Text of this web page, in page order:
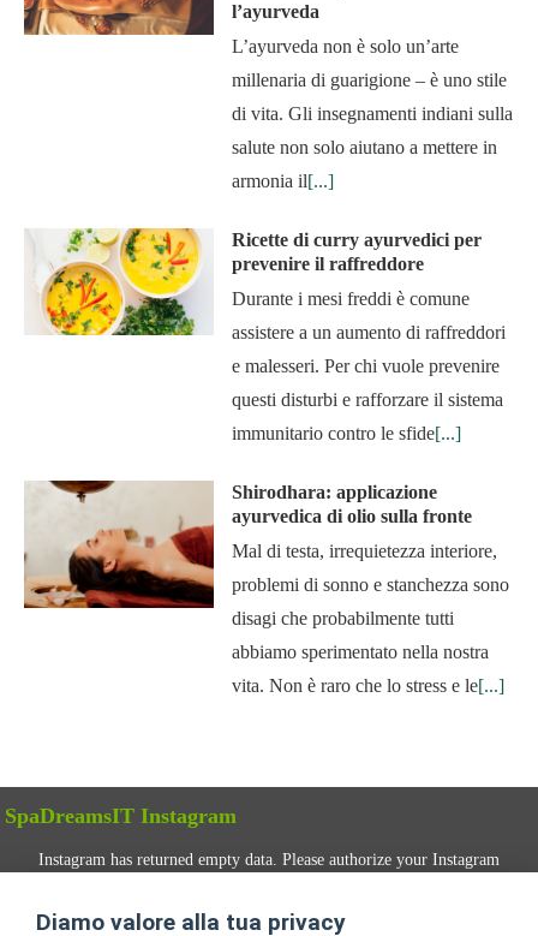
l’ayurveda
L’ayurveda non è solo un’arte
millenaria di guarigione – è uno stile
di vita. Gli insegnamenti indiani sulla
salute non solo aiutano a mettere in
armonia il[...]
Ricette di curry ayurvedici per
prevenire il raffreddore
Durante i mesi freddi è comune
assistere a un aumento di raffreddori
e malesseri. Per chi vuole prevenire
questi disturbi e rafforzare il sistema
immunitario contro le sfide[...]
Shirodhara: applicazione
ayurvedica di olio sulla fronte
Mal di testa, irrequietezza interiore,
problemi di sonno e stanchezza sono
disagi che probabilmente tutti
abbiamo sperimentato nella nostra
vita. Non è raro che lo stress e le[...]
SpaDreamsIT Instagram
Instagram has returned empty data. Please authorize your Instagram
Diamo valore alla tua privacy